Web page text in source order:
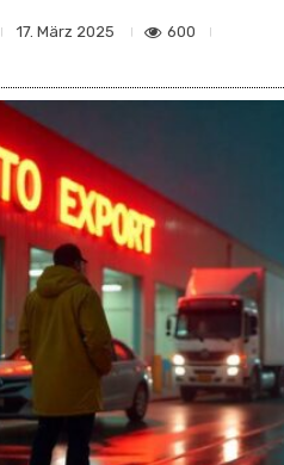
17. März 2025 600